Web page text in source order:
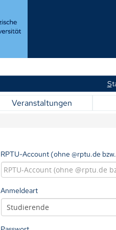
S
Veranstaltungen
RPTU-Account (ohne @rptu.de
Anmeldeart